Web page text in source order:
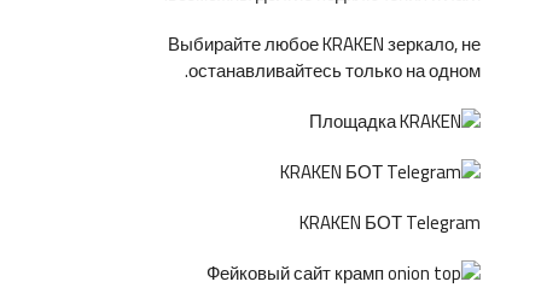
Выбирайте любое KRAKEN зеркало, не
останавливайтесь только на одном.
KRAKEN БОТ Telegram